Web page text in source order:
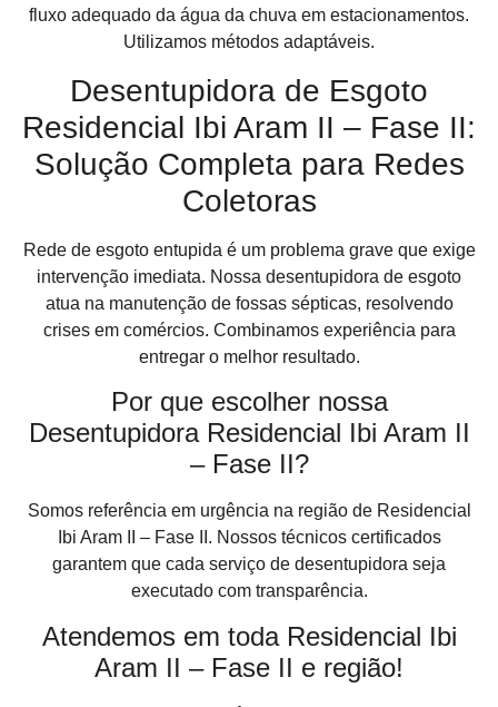
fluxo adequado da água da chuva em estacionamentos.
Utilizamos métodos adaptáveis.
Desentupidora de Esgoto
Residencial Ibi Aram II – Fase II:
Solução Completa para Redes
Coletoras
Rede de esgoto entupida é um problema grave que exige
intervenção imediata. Nossa desentupidora de esgoto
atua na manutenção de fossas sépticas, resolvendo
crises em comércios. Combinamos experiência para
entregar o melhor resultado.
Por que escolher nossa
Desentupidora Residencial Ibi Aram II
– Fase II?
Somos referência em urgência na região de Residencial
Ibi Aram II – Fase II. Nossos técnicos certificados
garantem que cada serviço de desentupidora seja
executado com transparência.
Atendemos em toda Residencial Ibi
Aram II – Fase II e região!